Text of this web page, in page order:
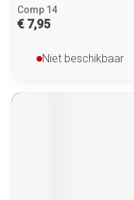
Comp 14
€ 7,95
Niet beschikbaar